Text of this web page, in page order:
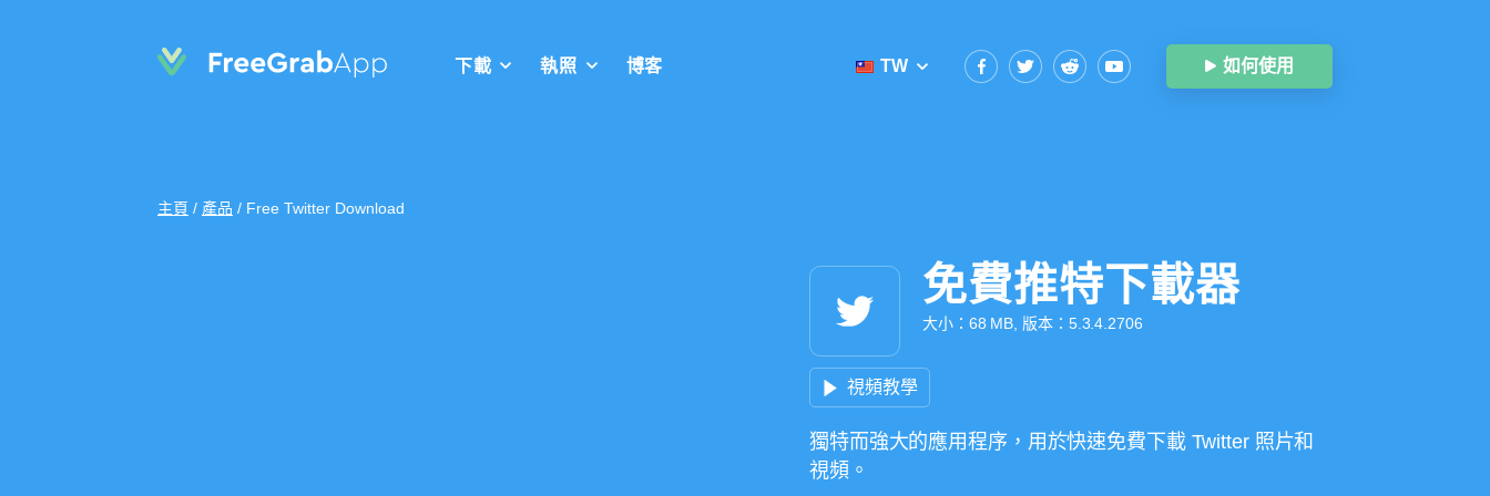
下載 執照 博客 TW 如何使用
主頁 / 產品 / Free Twitter Download
免費推特下載器
大小：68 MB, 版本：5.3.4.2706
視頻教學
獨特而強大的應用程序，用於快速免費下載 Twitter 照片和
視頻。